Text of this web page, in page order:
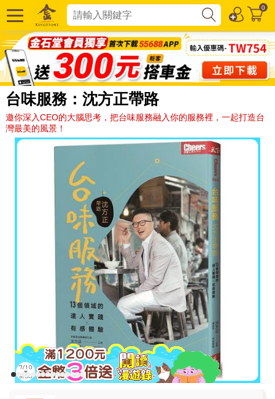
0
台味服務：沈方正帶路
邀你深入CEO的大腦思考，把台味服務融入你的服務裡，一起打造台
灣最美的風景！